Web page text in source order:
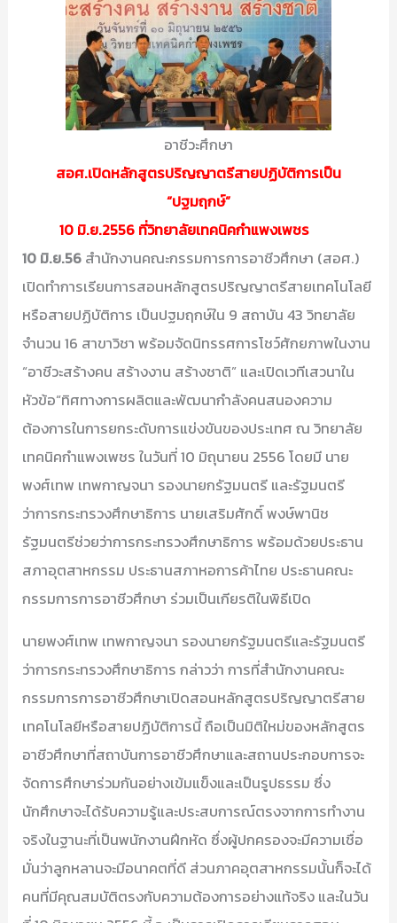
อาชีวะศึกษา
สอศ.เปิดหลักสูตรปริญญาตรีสายปฏิบัติการเป็น
“ปฐมฤกษ์”
10 มิ.ย.2556 ที่วิทยาลัยเทคนิคกำแพงเพชร
10 มิ.ย.56 สำนักงานคณะกรรมการการอาชีวศึกษา (สอศ.)
เปิดทำการเรียนการสอนหลักสูตรปริญญาตรีสายเทคโนโลยี
หรือสายปฏิบัติการ เป็นปฐมฤกษ์ใน 9 สถาบัน 43 วิทยาลัย
จำนวน 16 สาขาวิชา พร้อมจัดนิทรรศการโชว์ศักยภาพในงาน
“อาชีวะสร้างคน สร้างงาน สร้างชาติ” และเปิดเวทีเสวนาใน
หัวข้อ“ทิศทางการผลิตและพัฒนากำลังคนสนองความ
ต้องการในการยกระดับการแข่งขันของประเทศ ณ วิทยาลัย
เทคนิคกำแพงเพชร ในวันที่ 10 มิถุนายน 2556 โดยมี นาย
พงศ์เทพ เทพกาญจนา รองนายกรัฐมนตรี และรัฐมนตรี
ว่าการกระทรวงศึกษาธิการ นายเสริมศักดิ์ พงษ์พานิช
รัฐมนตรีช่วยว่าการกระทรวงศึกษาธิการ พร้อมด้วยประธาน
สภาอุตสาหกรรม ประธานสภาหอการค้าไทย ประธานคณะ
กรรมการการอาชีวศึกษา ร่วมเป็นเกียรติในพิธีเปิด
นายพงศ์เทพ เทพกาญจนา รองนายกรัฐมนตรีและรัฐมนตรี
ว่าการกระทรวงศึกษาธิการ กล่าวว่า การที่สำนักงานคณะ
กรรมการการอาชีวศึกษาเปิดสอนหลักสูตรปริญญาตรีสาย
เทคโนโลยีหรือสายปฏิบัติการนี้ ถือเป็นมิติใหม่ของหลักสูตร
อาชีวศึกษาที่สถาบันการอาชีวศึกษาและสถานประกอบการจะ
จัดการศึกษาร่วมกันอย่างเข้มแข็งและเป็นรูปธรรม ซึ่ง
นักศึกษาจะได้รับความรู้และประสบการณ์ตรงจากการทำงาน
จริงในฐานะที่เป็นพนักงานฝึกหัด ซึ่งผู้ปกครองจะมีความเชื่อ
มั่นว่าลูกหลานจะมีอนาคตที่ดี ส่วนภาคอุตสาหกรรมนั้นก็จะได้
คนที่มีคุณสมบัติตรงกับความต้องการอย่างแท้จริง และในวัน